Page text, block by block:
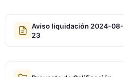
Aviso liquidación 2024-08-
23